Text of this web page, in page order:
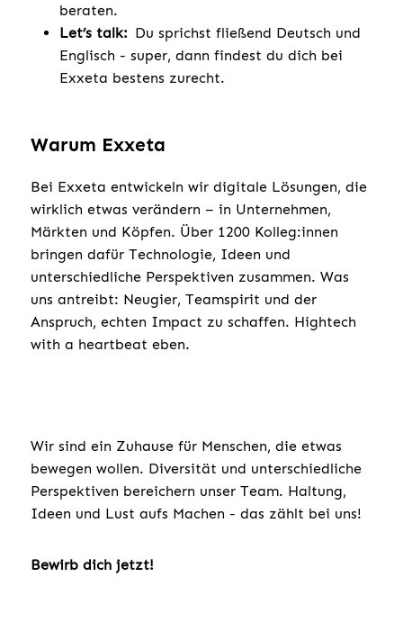
beraten.
Let’s talk: Du sprichst fließend Deutsch und
Englisch - super, dann findest du dich bei
Exxeta bestens zurecht.
Warum Exxeta
Bei Exxeta entwickeln wir digitale Lösungen, die
wirklich etwas verändern – in Unternehmen,
Märkten und Köpfen. Über 1200 Kolleg:innen
bringen dafür Technologie, Ideen und
unterschiedliche Perspektiven zusammen. Was
uns antreibt: Neugier, Teamspirit und der
Anspruch, echten Impact zu schaffen. Hightech
with a heartbeat eben.
Wir sind ein Zuhause für Menschen, die etwas
bewegen wollen. Diversität und unterschiedliche
Perspektiven bereichern unser Team. Haltung,
Ideen und Lust aufs Machen - das zählt bei uns!
Bewirb dich jetzt!